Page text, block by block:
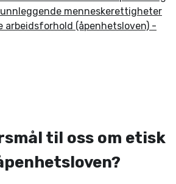
menneskerettigheter
arbeidsforhold (åpenhetsloven) -
til oss om etisk